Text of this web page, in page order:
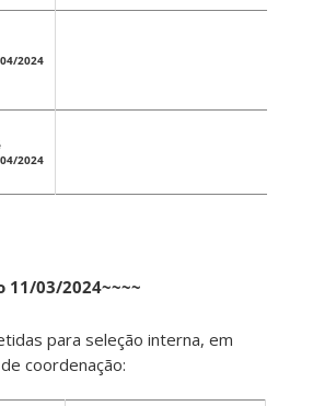
2024
2024
11/03/2024~~~~
para seleção interna, em
coordenação: